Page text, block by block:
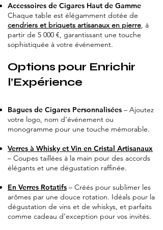
Accessoires de Cigares Haut de Gamme
Chaque table est élégamment dotée de
cendriers et briquets artisanaux en pierre, à
partir de 5 000 €, garantissant une touche
sophistiquée à votre événement.
Options pour Enrichir
l’Expérience
Bagues de Cigares Personnalisées – Ajoutez
votre logo, nom d’événement ou
monogramme pour une touche mémorable.
Verres à Whisky et Vin en Cristal Artisanaux
– Coupes taillées à la main pour des accords
élégants et une dégustation raffinée.
En Verres Rotatifs – Créés pour sublimer les
arômes par une douce rotation. Idéals pour la
dégustation de vins et de whiskys, et parfaits
comme cadeau d’exception pour vos invités.